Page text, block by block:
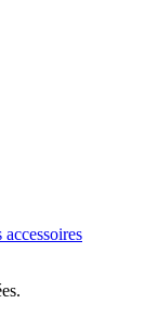
accessoires